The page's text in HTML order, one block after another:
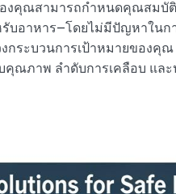
คุณสามารถกำหนดคุณสมบัติ
บอาหาร—โดยไม่มีปัญหาใน
ระบวนการเป้าหมายของคุณ
คุณภาพ ลำดับการเคลือบ แล